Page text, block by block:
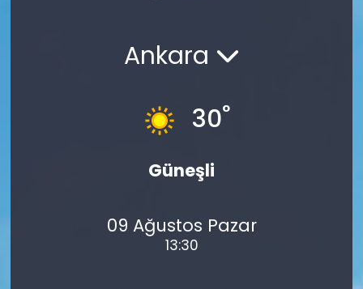
Ankara
30°
Güneşli
09 Ağustos Pazar
13:30